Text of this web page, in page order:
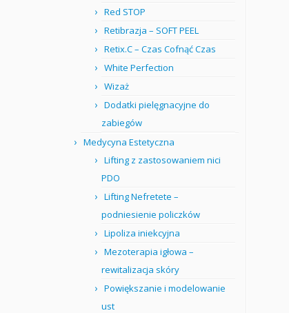
Red STOP
Retibrazja – SOFT PEEL
Retix.C – Czas Cofnąć Czas
White Perfection
Wizaż
Dodatki pielęgnacyjne do
zabiegów
Medycyna Estetyczna
Lifting z zastosowaniem nici
PDO
Lifting Nefretete –
podniesienie policzków
Lipoliza iniekcyjna
Mezoterapia igłowa –
rewitalizacja skóry
Powiększanie i modelowanie
ust